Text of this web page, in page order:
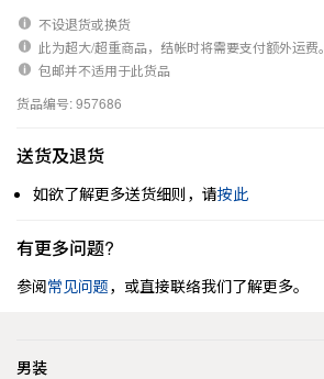
不设退货或换货
此为超大/超重商品，结帐时将需要支付额外运费。
包邮并不适用于此货品
货品编号: 957686
送货及退货
如欲了解更多送货细则，请按此
有更多问题?
参阅常见问题，或直接联络我们了解更多。
男装